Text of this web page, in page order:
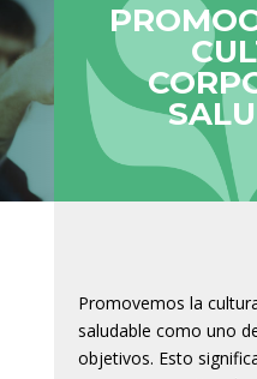
Promovemos la
saludable como uno
objetivos. Esto